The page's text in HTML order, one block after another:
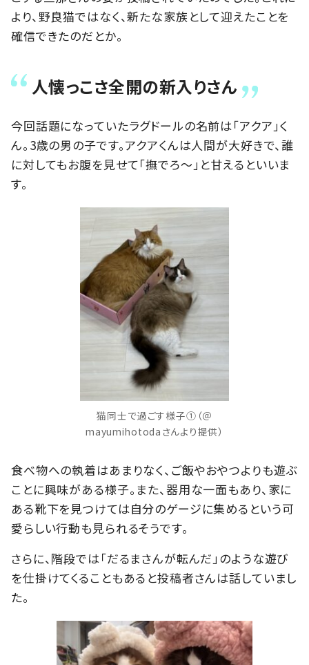
より、野良猫ではなく、新たな家族として迎えたことを
確信できたのだとか。
人懐っこさ全開の新入りさん
今回話題になっていたラグドールの名前は「アクア」く
ん。3歳の男の子です。アクアくんは人間が大好きで、誰
に対してもお腹を見せて「撫でろ〜」と甘えるといいま
す。
猫同士で過ごす様子①（＠
mayumihotodaさんより提供）
食べ物への執着はあまりなく、ご飯やおやつよりも遊ぶ
ことに興味がある様子。また、器用な一面もあり、家に
ある靴下を見つけては自分のゲージに集めるという可
愛らしい行動も見られるそうです。
さらに、階段では「だるまさんが転んだ」のような遊び
を仕掛けてくることもあると投稿者さんは話していまし
た。